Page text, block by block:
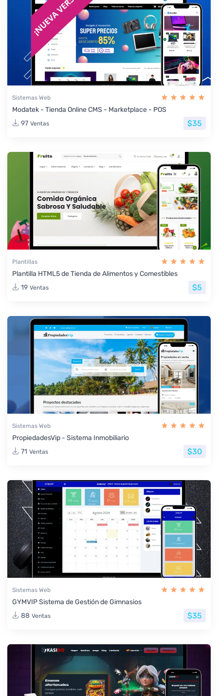
Sistemas Web
Modatek - Tienda Online CMS - Marketplace - POS
97 Ventas $35
Plantillas
Plantilla HTML5 de Tienda de Alimentos y Comestibles
19 Ventas $5
Sistemas Web
PropiedadesVip - Sistema Inmobiliario
71 Ventas $30
Sistemas Web
GYMVIP Sistema de Gestión de Gimnasios
88 Ventas $35